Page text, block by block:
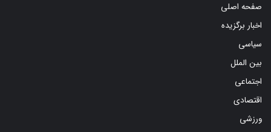
اخبار برگزیده
سیاسی
بین الملل
اجتماعی
اقتصادی
ورزشی
استان ها